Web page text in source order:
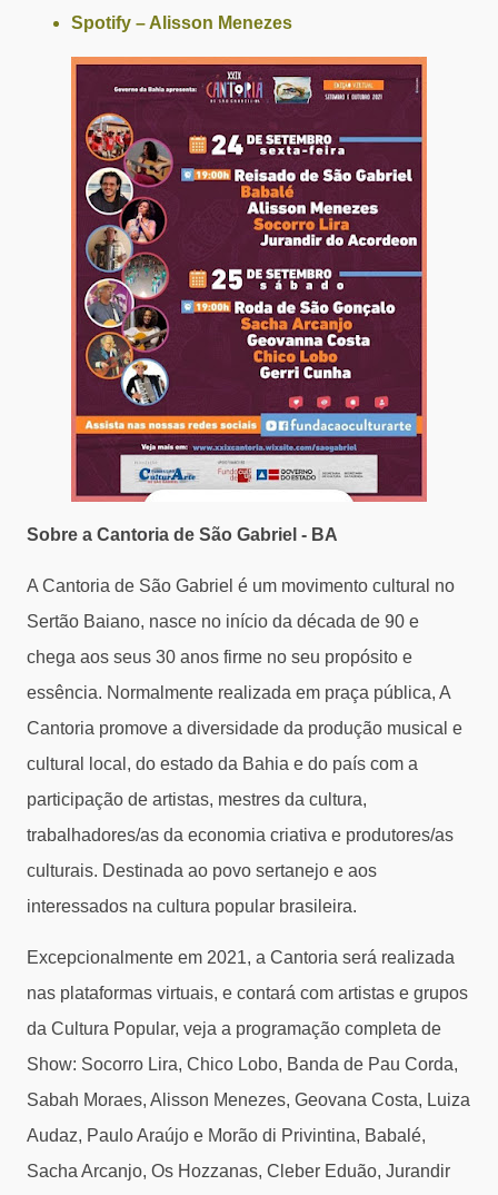
Spotify – Alisson Menezes
Sobre a Cantoria de São Gabriel - BA
A Cantoria de São Gabriel é um movimento cultural no
Sertão Baiano, nasce no início da década de 90 e
chega aos seus 30 anos firme no seu propósito e
essência. Normalmente realizada em praça pública, A
Cantoria promove a diversidade da produção musical e
cultural local, do estado da Bahia e do país com a
participação de artistas, mestres da cultura,
trabalhadores/as da economia criativa e produtores/as
culturais. Destinada ao povo sertanejo e aos
interessados na cultura popular brasileira.
Excepcionalmente em 2021, a Cantoria será realizada
nas plataformas virtuais, e contará com artistas e grupos
da Cultura Popular, veja a programação completa de
Show: Socorro Lira, Chico Lobo, Banda de Pau Corda,
Sabah Moraes, Alisson Menezes, Geovana Costa, Luiza
Audaz, Paulo Araújo e Morão di Privintina, Babalé,
Sacha Arcanjo, Os Hozzanas, Cleber Eduão, Jurandir